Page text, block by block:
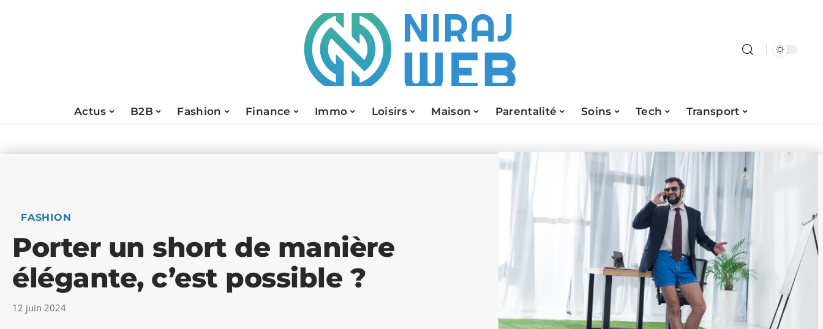
Actus B2B Fashion Finance Immo Loisirs Maison Parentalité Soins Tech Transport
FASHION
Porter un short de manière
élégante, c’est possible ?
12 juin 2024